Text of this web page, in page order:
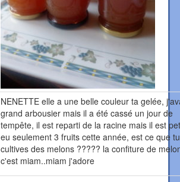
NENETTE elle a une belle couleur ta gelée,
grand arbousier mais il a été cassé un jour de
tempête, il est reparti de la racine mais il est
eu seulement 3 fruits cette année, est ce que tu
cultives des melons ????? la confiture de
c'est miam..miam j'adore